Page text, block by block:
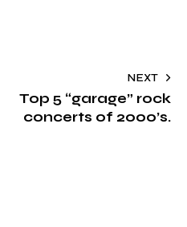
NEXT
Top 5 “garage” rock
concerts of 2000’s.